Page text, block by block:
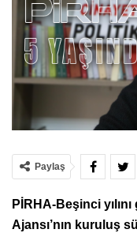
Paylaş
PİRHA-Beşinci
Ajansı’nın kuruluş